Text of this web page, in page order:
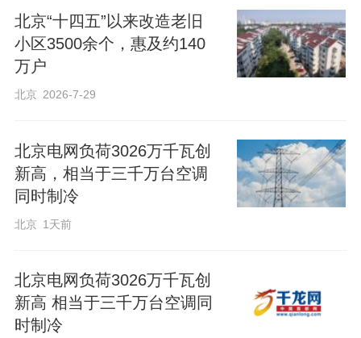
北京“十四五”以来改造老旧
小区3500余个，惠及约140
万户
北京 2026-7-29
北京电网负荷3026万千瓦创
新高，相当于三千万台空调
同时制冷
北京 1天前
北京电网负荷3026万千瓦创
新高 相当于三千万台空调同
时制冷